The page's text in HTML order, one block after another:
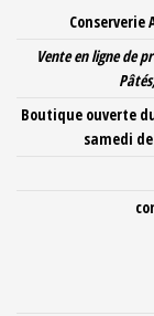
Conserverie
Vente en ligne de
Boutique ouverte
samedi de